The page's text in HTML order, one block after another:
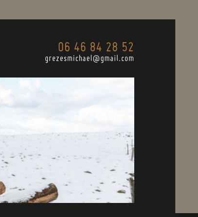
06 46 84 28 52
grezesmichael@gmail.com